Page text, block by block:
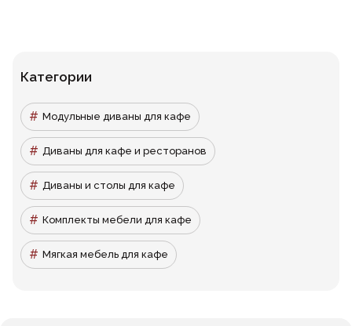
Категории
Модульные диваны для кафе
Диваны для кафе и ресторанов
Диваны и столы для кафе
Комплекты мебели для кафе
Мягкая мебель для кафе